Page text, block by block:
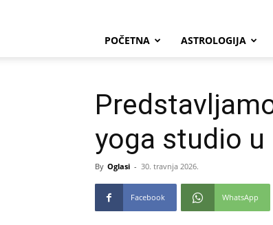
POČETNA ASTROLOGIJA
yoga studio
By Oglasi - 30. travnja 2026.
Facebook WhatsApp